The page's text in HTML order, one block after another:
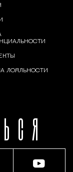
ЛОЯЛЬНОСТИ